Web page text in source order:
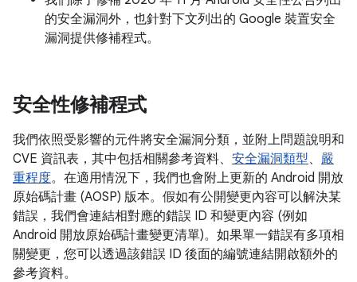
的安全漏洞外，也針對下文列出的 Google 裝置安全
漏洞提供修補程式。
安全性修補程式
我們依照受影響的元件將安全漏洞分類，並附上問題說明和
CVE 資訊表，其中包括相關參考資料、 安全漏洞類型、 嚴
重程度。在適用情況下，我們也會附上更新的 Android 開放
原始碼計畫 (AOSP) 版本。假如有公開變更內容可以解決某
錯誤，我們會連結相對應的錯誤 ID 和變更內容 (例如
Android 開放原始碼計畫變更清單)。如果單一錯誤有多項相
關變更，您可以透過該錯誤 ID 後面的編號連結開啟額外的
參考資料。